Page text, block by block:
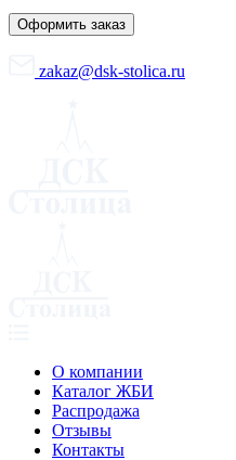
Оформить заказ
zakaz@dsk-stolica.ru
О компании
Каталог ЖБИ
Распродажа
Отзывы
Контакты